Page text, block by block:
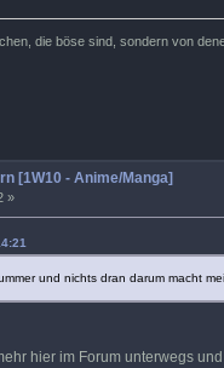
die böse sind, sondern von
[1W10 - Anime/Manga]
»
und nichts dran darum macht
hier im Forum unterwegs